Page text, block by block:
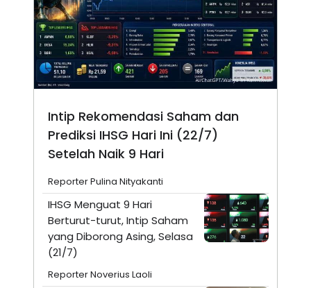
Intip Rekomendasi Saham dan
Prediksi IHSG Hari Ini (22/7)
Setelah Naik 9 Hari
Reporter Pulina Nityakanti
IHSG Menguat 9 Hari
Berturut-turut, Intip Saham
yang Diborong Asing, Selasa
(21/7)
Reporter Noverius Laoli